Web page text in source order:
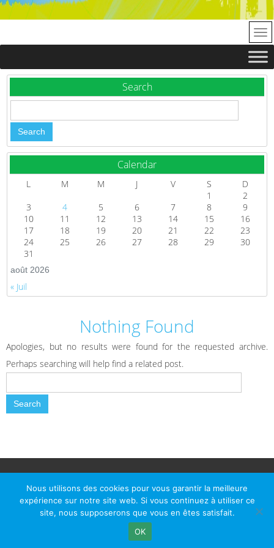
Search
Calendar
août 2026
L M M J V S
D
1
2
3
4 5 6 7 8
9
10
11 12 13 14 15
16
17
18 19 20 21 22
23
24
25 26 27 28 29
30
31
« Juil
Nothing Found
Apologies, but no results were found for the requested archive.
Perhaps searching will help find a related post.
Mairie du Passage d'Agen, BP 7, place du Général de Gaulle, 47520
Le Passage d'Agen - Téléphone: +33 5 53 77 18 77
Nous utilisons des cookies pour vous garantir la meilleure
expérience sur notre site web. Si vous continuez à utiliser ce
site, nous supposerons que vous en êtes satisfait.
OK